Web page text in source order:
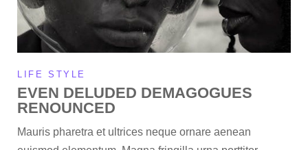
LIFE STYLE
EVEN DELUDED DEMAGOGUES
RENOUNCED
Mauris pharetra et ultrices neque ornare aenean